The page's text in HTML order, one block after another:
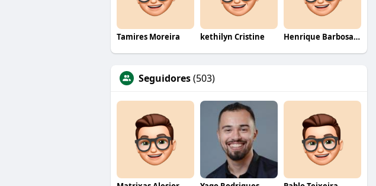
Tamires Moreira kethilyn Cristine Henrique Barbosa Yokobataki
Seguidores(503)